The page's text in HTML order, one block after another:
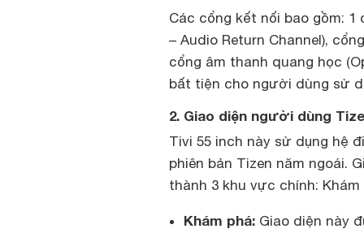
Các cổng kết nối bao gồm: 1
– Audio Return Channel),
cổng âm thanh quang học
bất tiện cho người dùng sử
2. Giao diện người dùng
Tivi 55 inch này sử dụng hệ
phiên bản Tizen năm ngoái.
thành 3 khu vực chính:
Khám phá: Giao diện này